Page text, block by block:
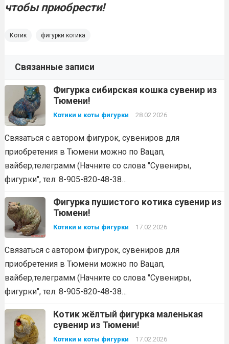
чтобы приобрести!
Котик фигурки котика
Связанные записи
Фигурка сибирская кошка сувенир из
Тюмени!
Котики и коты фигурки 28.02.2026
Связаться с автором фигурок, сувениров для
приобретения в Тюмени можно по Вацап,
вайбер,телеграмм (Начните со слова "Сувениры,
фигурки", тел: 8-905-820-48-38…
Фигурка пушистого котика сувенир из
Тюмени!
Котики и коты фигурки 17.02.2026
Связаться с автором фигурок, сувениров для
приобретения в Тюмени можно по Вацап,
вайбер,телеграмм (Начните со слова "Сувениры,
фигурки", тел: 8-905-820-48-38…
Котик жёлтый фигурка маленькая
сувенир из Тюмени!
Котики и коты фигурки 17.02.2026